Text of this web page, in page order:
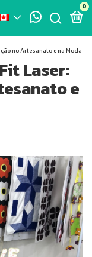
0
no Artesanato e na Moda
Laser:
e